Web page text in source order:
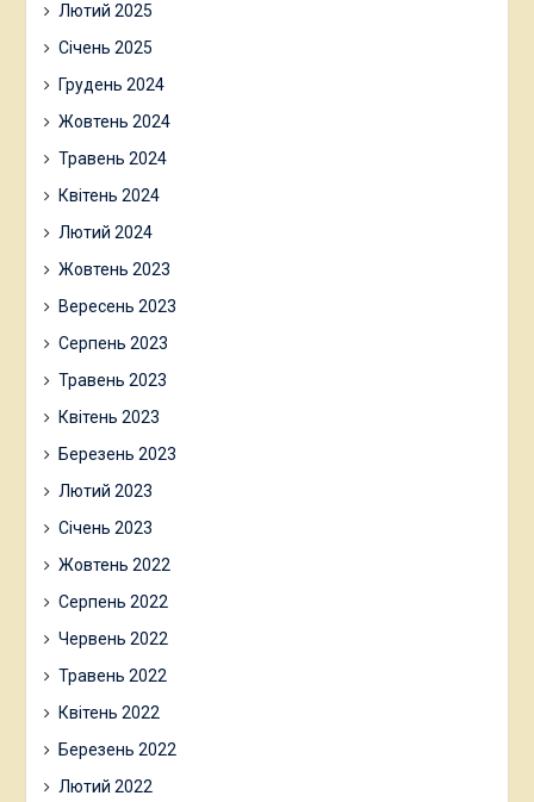
Лютий 2025
Січень 2025
Грудень 2024
Жовтень 2024
Травень 2024
Квітень 2024
Лютий 2024
Жовтень 2023
Вересень 2023
Серпень 2023
Травень 2023
Квітень 2023
Березень 2023
Лютий 2023
Січень 2023
Жовтень 2022
Серпень 2022
Червень 2022
Травень 2022
Квітень 2022
Березень 2022
Лютий 2022